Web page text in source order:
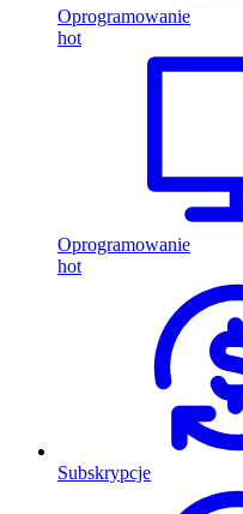
Oprogramowanie
hot
Oprogramowanie
hot
Subskrypcje